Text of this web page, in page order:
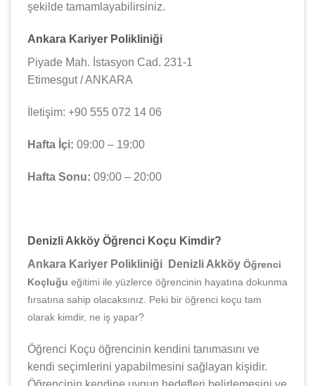
şekilde tamamlayabilirsiniz.
Ankara Kariyer Polikliniği
Piyade Mah. İstasyon Cad. 231-1
Etimesgut / ANKARA
İletişim: +90 555 072 14 06
Hafta İçi: 09:00 – 19:00
Hafta Sonu: 09:00 – 20:00
Denizli Akköy Öğrenci Koçu Kimdir?
Ankara Kariyer Polikliniği Denizli Akköy Öğrenci
Koçluğu eğitimi ile yüzlerce öğrencinin hayatına dokunma
fırsatına sahip olacaksınız. Peki bir öğrenci koçu tam
olarak kimdir, ne iş yapar?
Öğrenci Koçu öğrencinin kendini tanımasını ve
kendi seçimlerini yapabilmesini sağlayan kişidir.